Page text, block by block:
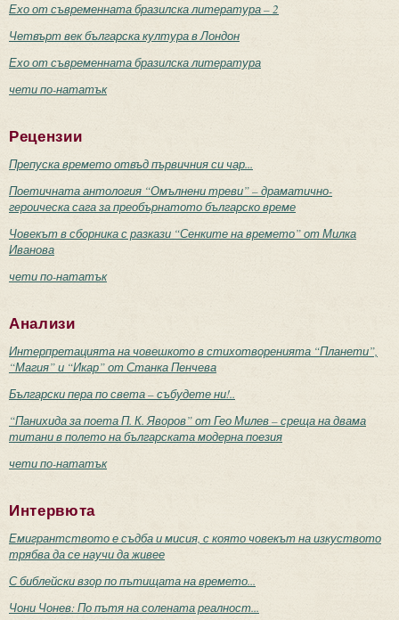
Ехо от съвременната бразилска литература – 2
Четвърт век българска култура в Лондон
Ехо от съвременната бразилска литература
чети по-нататък
Рецензии
Препуска времето отвъд първичния си чар...
Поетичната антология “Омълнени треви” – драматично-
героическа сага за преобърнатото българско време
Човекът в сборника с разкази “Сенките на времето” от Милка
Иванова
чети по-нататък
Анализи
Интерпретацията на човешкото в стихотворенията “Планети”,
“Магия” и “Икар” от Станка Пенчева
Български пера по света – събудете ни!..
“Панихида за поета П. К. Яворов” от Гео Милев – среща на двама
титани в полето на българската модерна поезия
чети по-нататък
Интервюта
Емигрантството е съдба и мисия, с която човекът на изкуството
трябва да се научи да живее
С библейски взор по пътищата на времето...
Чони Чонев: По пътя на солената реалност...